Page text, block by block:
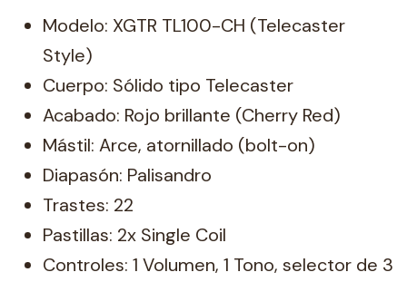
Modelo: XGTR TL100-CH (Telecaster
Style)
Cuerpo: Sólido tipo Telecaster
Acabado: Rojo brillante (Cherry Red)
Mástil: Arce, atornillado (bolt-on)
Diapasón: Palisandro
Trastes: 22
Pastillas: 2x Single Coil
Controles: 1 Volumen, 1 Tono, selector de 3